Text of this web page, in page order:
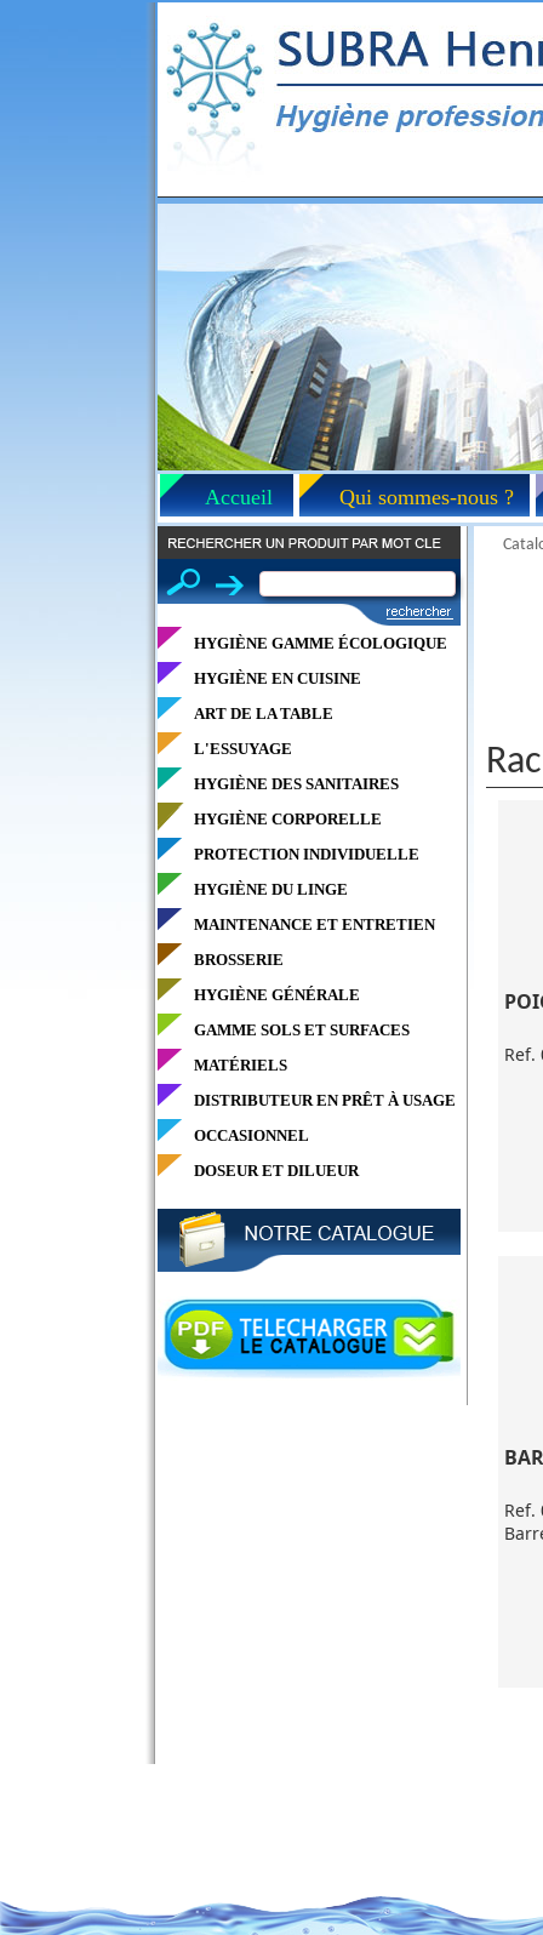
Accueil Qui sommes-nous ?
HYGIÈNE GAMME ÉCOLOGIQUE
HYGIÈNE EN CUISINE
ART DE LA TABLE
L'ESSUYAGE
HYGIÈNE DES SANITAIRES
HYGIÈNE CORPORELLE
PROTECTION INDIVIDUELLE
HYGIÈNE DU LINGE
MAINTENANCE ET ENTRETIEN
BROSSERIE
HYGIÈNE GÉNÉRALE
GAMME SOLS ET SURFACES
MATÉRIELS
DISTRIBUTEUR EN PRÊT À USAGE
OCCASIONNEL
DOSEUR ET DILUEUR
Ref.
Ref.